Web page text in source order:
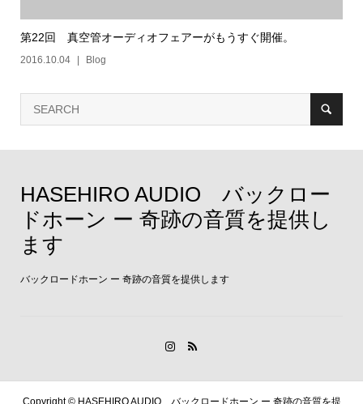
第22回 真空管オーディオフェアーがもうすぐ開催。
2016.10.04 Blog
HASEHIRO AUDIO バックロー
ドホーン ー 奇跡の音質を提供し
ます
バックロードホーン ー 奇跡の音質を提供します
Copyright ©HASEHIRO AUDIO バックロードホーン ー 奇跡の音質を提